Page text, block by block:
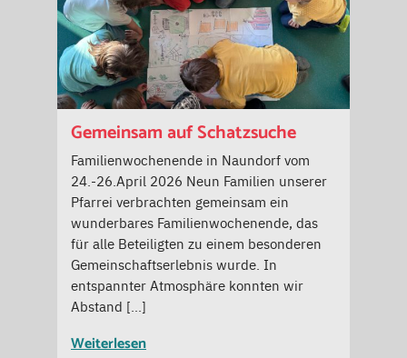
Gemeinsam auf Schatzsuche
Familienwochenende in Naundorf vom
24.-26.April 2026 Neun Familien unserer
Pfarrei verbrachten gemeinsam ein
wunderbares Familienwochenende, das
für alle Beteiligten zu einem besonderen
Gemeinschaftserlebnis wurde. In
entspannter Atmosphäre konnten wir
Abstand […]
Weiterlesen